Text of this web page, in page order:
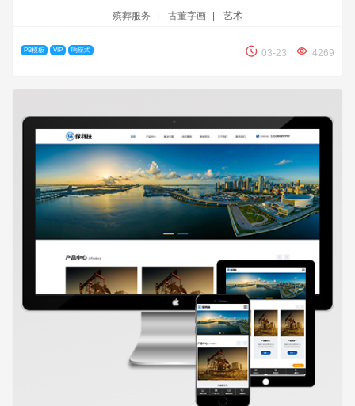
殡葬服务 古董字画 艺术
PB模板 VIP 响应式 03-23 4269